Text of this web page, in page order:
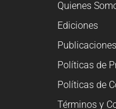
Quienes
Ediciones
Publicaciones
Políticas de
Políticas de
Términos y